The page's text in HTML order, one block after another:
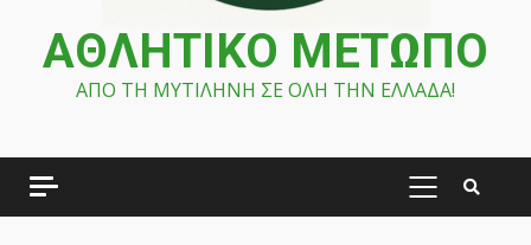
ΑΘΛΗΤΙΚΟ ΜΕΤΩΠΟ
ΑΠΟ ΤΗ ΜΥΤΙΛΗΝΗ ΣΕ ΟΛΗ ΤΗΝ ΕΛΛΑΔΑ!
PRIMARY